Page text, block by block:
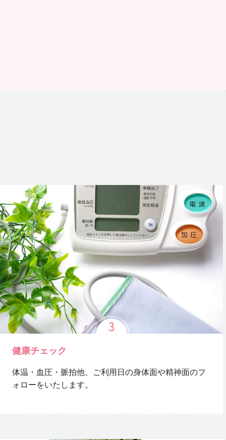
健康チェック
体温・血圧・脈拍他、ご利用日の身体面や精神面のフ
ォローをいたします。